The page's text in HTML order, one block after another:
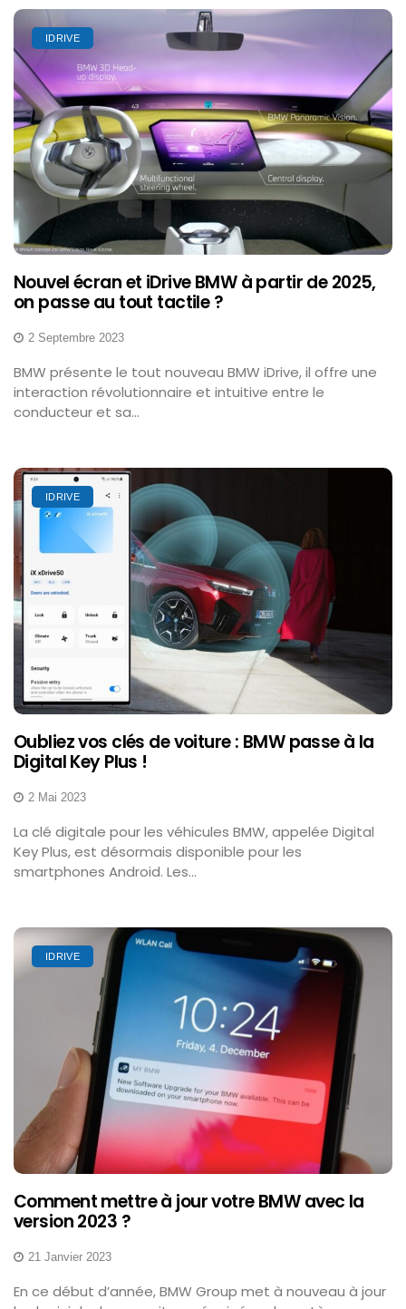
IDRIVE
Nouvel écran et iDrive BMW à partir de 2025,
on passe au tout tactile ?
2 Septembre 2023
BMW présente le tout nouveau BMW iDrive, il offre une
interaction révolutionnaire et intuitive entre le
conducteur et sa...
IDRIVE
Oubliez vos clés de voiture : BMW passe à la
Digital Key Plus !
2 Mai 2023
La clé digitale pour les véhicules BMW, appelée Digital
Key Plus, est désormais disponible pour les
smartphones Android. Les...
IDRIVE
Comment mettre à jour votre BMW avec la
version 2023 ?
21 Janvier 2023
En ce début d’année, BMW Group met à nouveau à jour